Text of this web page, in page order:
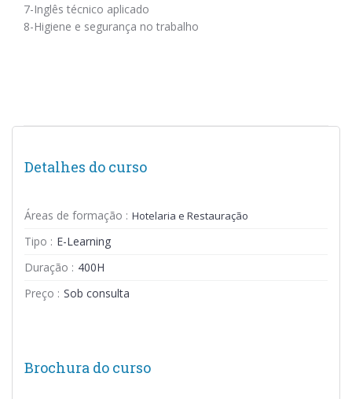
7-Inglês técnico aplicado
8-Higiene e segurança no trabalho
Detalhes do curso
Áreas de formação : Hotelaria e Restauração
Tipo : E-Learning
Duração : 400H
Preço : Sob consulta
Brochura do curso